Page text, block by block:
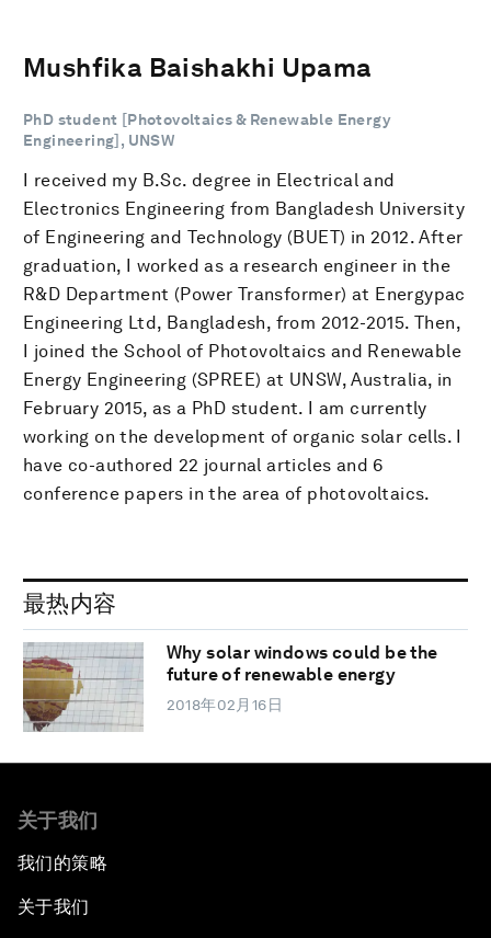
Mushfika Baishakhi Upama
PhD student [Photovoltaics & Renewable Energy
Engineering], UNSW
I received my B.Sc. degree in Electrical and
Electronics Engineering from Bangladesh University
of Engineering and Technology (BUET) in 2012. After
graduation, I worked as a research engineer in the
R&D Department (Power Transformer) at Energypac
Engineering Ltd, Bangladesh, from 2012-2015. Then,
I joined the School of Photovoltaics and Renewable
Energy Engineering (SPREE) at UNSW, Australia, in
February 2015, as a PhD student. I am currently
working on the development of organic solar cells. I
have co-authored 22 journal articles and 6
conference papers in the area of photovoltaics.
最热内容
Why solar windows could be the
future of renewable energy
2018年02月16日
关于我们
我们的策略
关于我们